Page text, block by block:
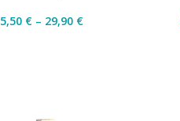
5,50 € – 29,90 €